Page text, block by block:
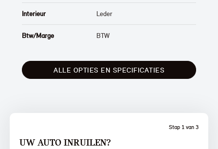
Stap 1 van 3
UW AUTO INRUILEN?
Interieur Leder
Btw/Marge BTW
ALLE OPTIES EN SPECIFICATIES